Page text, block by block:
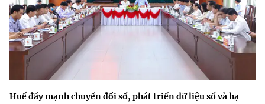
Huế đẩy mạnh chuyển đổi số, phát triển dữ liệu số và hạ